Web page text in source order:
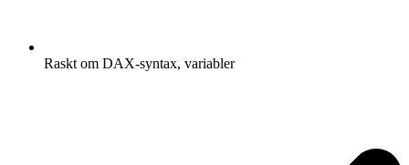
Raskt om DAX-syntax, variabler